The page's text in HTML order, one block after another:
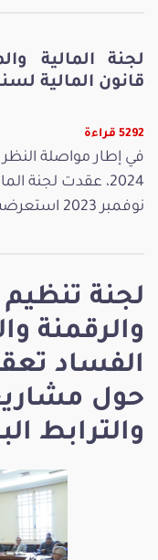
لجنة تنظيم
والرقمنة
الفساد
حول
والترابط
لجنة المالية
قانون المالية لسنة 2024 في صيغته
5292 قراءة
في إطار مواصلة
نوفمبر 2023 استعرضت خلالها مقترحات تعديل فص...